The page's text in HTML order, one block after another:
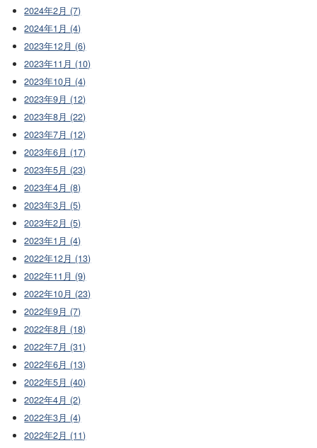
2024年2月 (7)
2024年1月 (4)
2023年12月 (6)
2023年11月 (10)
2023年10月 (4)
2023年9月 (12)
2023年8月 (22)
2023年7月 (12)
2023年6月 (17)
2023年5月 (23)
2023年4月 (8)
2023年3月 (5)
2023年2月 (5)
2023年1月 (4)
2022年12月 (13)
2022年11月 (9)
2022年10月 (23)
2022年9月 (7)
2022年8月 (18)
2022年7月 (31)
2022年6月 (13)
2022年5月 (40)
2022年4月 (2)
2022年3月 (4)
2022年2月 (11)